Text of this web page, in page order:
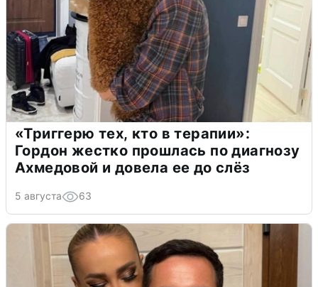
«Триггерю тех, кто в терапии»:
Гордон жестко прошлась по диагнозу
Ахмедовой и довела ее до слёз
5 августа 63